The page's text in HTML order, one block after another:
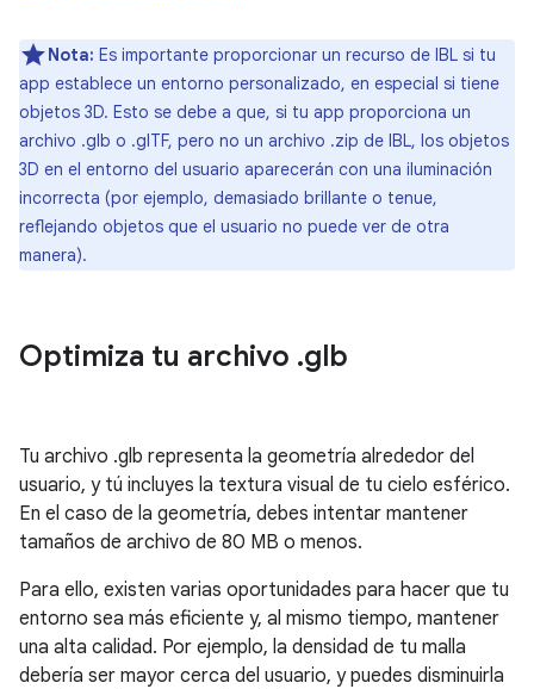
Nota: Es importante proporcionar un recurso de IBL si tu
app establece un entorno personalizado, en especial si tiene
objetos 3D. Esto se debe a que, si tu app proporciona un
archivo .glb o .glTF, pero no un archivo .zip de IBL, los objetos
3D en el entorno del usuario aparecerán con una iluminación
incorrecta (por ejemplo, demasiado brillante o tenue,
reflejando objetos que el usuario no puede ver de otra
manera).
Optimiza tu archivo .glb
Tu archivo .glb representa la geometría alrededor del
usuario, y tú incluyes la textura visual de tu cielo esférico.
En el caso de la geometría, debes intentar mantener
tamaños de archivo de 80 MB o menos.
Para ello, existen varias oportunidades para hacer que tu
entorno sea más eficiente y, al mismo tiempo, mantener
una alta calidad. Por ejemplo, la densidad de tu malla
debería ser mayor cerca del usuario, y puedes disminuirla